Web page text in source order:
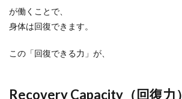
が働くことで、
身体は回復できます。
この「回復できる力」が、
Recovery Capacity（回復力）